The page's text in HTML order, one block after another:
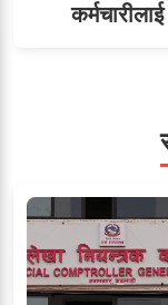
६सहसचिवमा
विजयकुमार
टिप्स